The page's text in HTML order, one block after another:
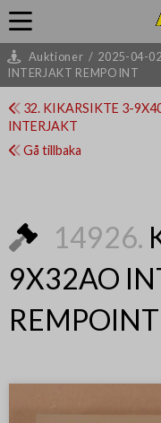
Auktioner / 2025-04-
INTERJAKT REMPOINT
32. KIKARSIKTE 3-
INTERJAKT
Gå tillbaka
14926.
9X32AO
REMPOINT